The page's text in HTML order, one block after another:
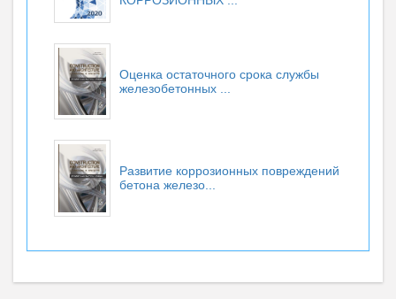
Оценка остаточного срока службы
железобетонных ...
Развитие коррозионных повреждений
бетона железо...